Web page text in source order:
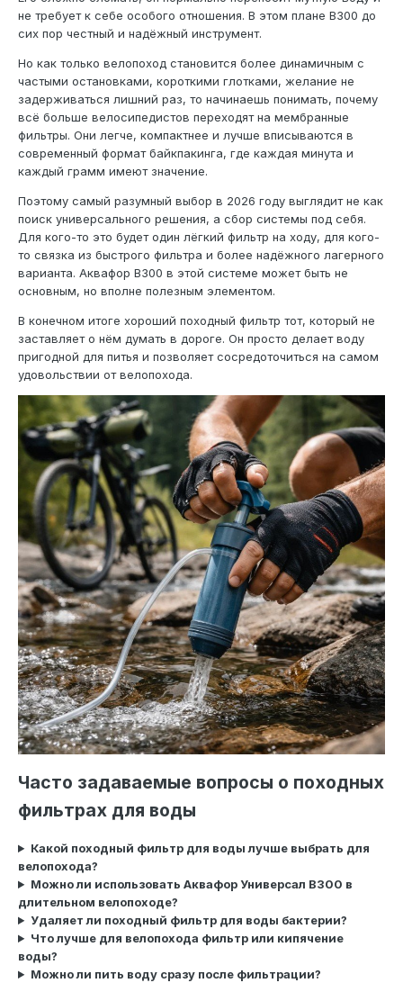
не требует к себе особого отношения. В этом плане В300 до
сих пор честный и надёжный инструмент.
Но как только велопоход становится более динамичным с
частыми остановками, короткими глотками, желание не
задерживаться лишний раз, то начинаешь понимать, почему
всё больше велосипедистов переходят на мембранные
фильтры. Они легче, компактнее и лучше вписываются в
современный формат байкпакинга, где каждая минута и
каждый грамм имеют значение.
Поэтому самый разумный выбор в 2026 году выглядит не как
поиск универсального решения, а сбор системы под себя.
Для кого-то это будет один лёгкий фильтр на ходу, для кого-
то связка из быстрого фильтра и более надёжного лагерного
варианта. Аквафор В300 в этой системе может быть не
основным, но вполне полезным элементом.
В конечном итоге хороший походный фильтр тот, который не
заставляет о нём думать в дороге. Он просто делает воду
пригодной для питья и позволяет сосредоточиться на самом
удовольствии от велопохода.
Часто задаваемые вопросы о походных
фильтрах для воды
Какой походный фильтр для воды лучше выбрать для
велопохода?
Можно ли использовать Аквафор Универсал В300 в
длительном велопоходе?
Удаляет ли походный фильтр для воды бактерии?
Что лучше для велопохода фильтр или кипячение
воды?
Можно ли пить воду сразу после фильтрации?